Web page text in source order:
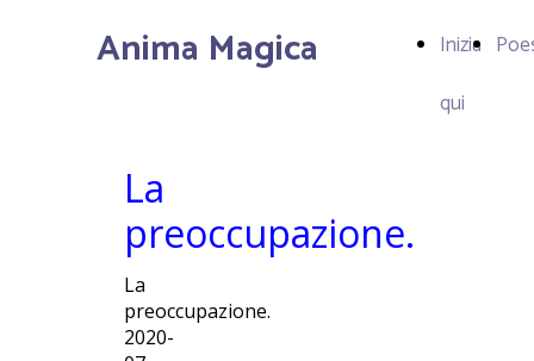
Anima Magica
Inizia
qui
La
preoccupazione.
La
preoccupazione.
2020-